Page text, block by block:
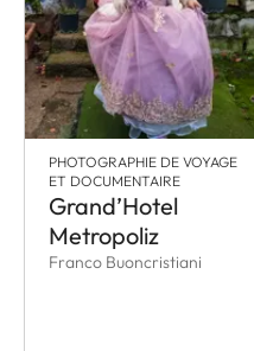
PHOTOGRAPHIE DE VOYAGE
ET DOCUMENTAIRE
Grand’Hotel
Metropoliz
Franco Buoncristiani